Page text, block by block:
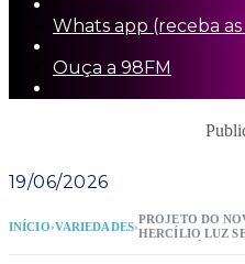
Whats app (receba
Ouça a 98FM
19/06/2026
INÍCIO›VARIEDADES›
PROJETO DO
HERCÍLIO LUZ